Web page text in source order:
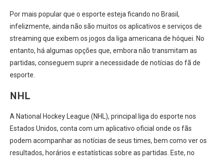
Por mais popular que o esporte esteja ficando no Brasil,
infelizmente, ainda não são muitos os aplicativos e serviços de
streaming que exibem os jogos da liga americana de hóquei. No
entanto, há algumas opções que, embora não transmitam as
partidas, conseguem suprir a necessidade de notícias do fã de
esporte.
NHL
A National Hockey League (NHL), principal liga do esporte nos
Estados Unidos, conta com um aplicativo oficial onde os fãs
podem acompanhar as notícias de seus times, bem como ver os
resultados, horários e estatísticas sobre as partidas. Este, no